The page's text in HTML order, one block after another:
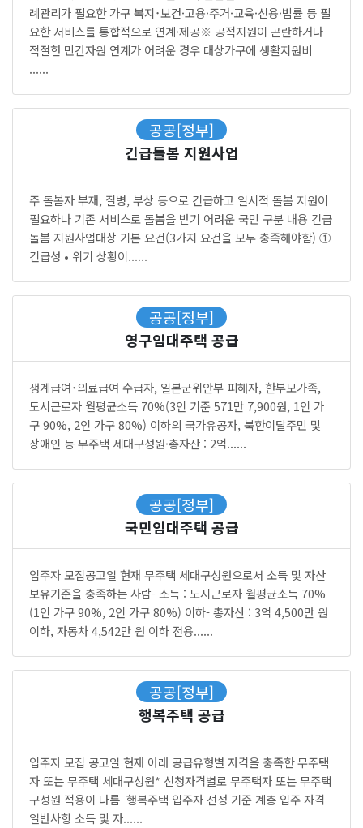
례관리가 필요한 가구 복지･보건·고용·주거·교육·신용·법률 등 필
요한 서비스를 통합적으로 연계·제공※ 공적지원이 곤란하거나
적절한 민간자원 연계가 어려운 경우 대상가구에 생활지원비
......
공공[정부]
긴급돌봄 지원사업
주 돌봄자 부재, 질병, 부상 등으로 긴급하고 일시적 돌봄 지원이
필요하나 기존 서비스로 돌봄을 받기 어려운 국민 구분 내용 긴급
돌봄 지원사업대상 기본 요건(3가지 요건을 모두 충족해야함) ①
긴급성 • 위기 상황이......
공공[정부]
영구임대주택 공급
생계급여･의료급여 수급자, 일본군위안부 피해자, 한부모가족,
도시근로자 월평균소득 70%(3인 기준 571만 7,900원, 1인 가
구 90%, 2인 가구 80%) 이하의 국가유공자, 북한이탈주민 및
장애인 등 무주택 세대구성원·총자산 : 2억......
공공[정부]
국민임대주택 공급
입주자 모집공고일 현재 무주택 세대구성원으로서 소득 및 자산
보유기준을 충족하는 사람- 소득 : 도시근로자 월평균소득 70%
(1인 가구 90%, 2인 가구 80%) 이하- 총자산 : 3억 4,500만 원
이하, 자동차 4,542만 원 이하 전용......
공공[정부]
행복주택 공급
입주자 모집 공고일 현재 아래 공급유형별 자격을 충족한 무주택
자 또는 무주택 세대구성원* 신청자격별로 무주택자 또는 무주택
구성원 적용이 다름 행복주택 입주자 선정 기준 계층 입주 자격
일반사항 소득 및 자......